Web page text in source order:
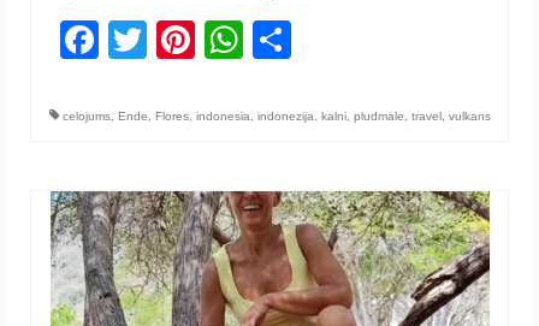
Facebook
TwitterPinterest
WhatsApp
celojums Ende Flores indonesia indonezija kalni pludmale travel vulkans